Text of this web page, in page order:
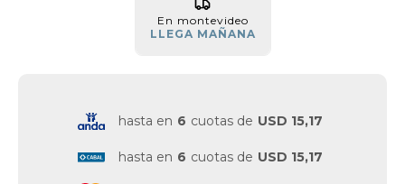
En montevideo
LLEGA MAÑANA
hasta en 6 cuotas de USD 15,17
hasta en 6 cuotas de USD 15,17
Vestimenta y calzado